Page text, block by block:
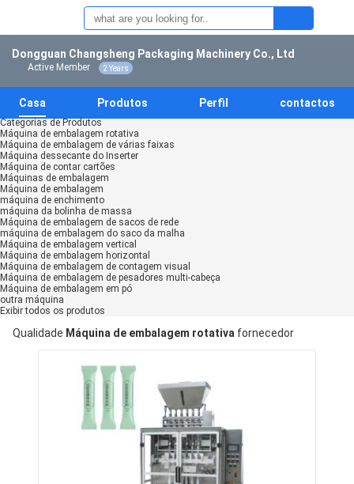
Dongguan Changsheng Packaging Machinery Co., Ltd
Active Member 2 Years
Casa Produtos Perfil contactos
Categorias de Produtos
Máquina de embalagem rotativa
Máquina de embalagem de várias faixas
Máquina dessecante do Inserter
Máquina de contar cartões
Máquinas de embalagem
Máquina de embalagem
máquina de enchimento
máquina da bolinha de massa
Máquina de embalagem de sacos de rede
máquina de embalagem do saco da malha
Máquina de embalagem vertical
Máquina de embalagem horizontal
Máquina de embalagem de contagem visual
Máquina de embalagem de pesadores multi-cabeça
Máquina de embalagem em pó
outra máquina
Exibir todos os produtos
Qualidade Máquina de embalagem rotativa fornecedor